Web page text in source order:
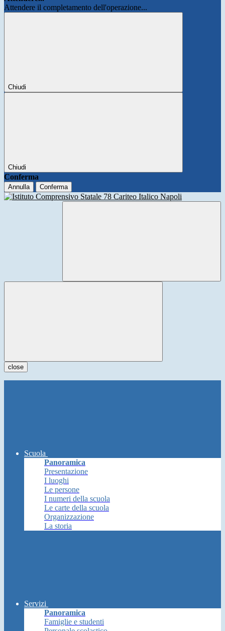
Attendere il completamento dell'operazione...
Chiudi
Chiudi
Conferma
Annulla Conferma
close
Scuola
Panoramica
Presentazione
I luoghi
Le persone
I numeri della scuola
Le carte della scuola
Organizzazione
La storia
Servizi
Panoramica
Famiglie e studenti